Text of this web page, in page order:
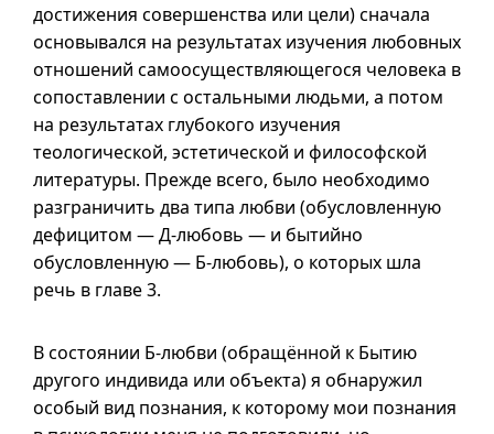
достижения совершенства или цели) сначала
основывался на результатах изучения любовных
отношений самоосуществляющегося человека в
сопоставлении с остальными людьми, а потом
на результатах глубокого изучения
теологической, эстетической и философской
литературы. Прежде всего, было необходимо
разграничить два типа любви (обусловленную
дефицитом —Д-любовь — и бытийно
обусловленную — Б-любовь), о которых шла
речь в главе 3.
В состоянии Б-любви (обращённой к Бытию
другого индивида или объекта) я обнаружил
особый вид познания, к которому мои познания